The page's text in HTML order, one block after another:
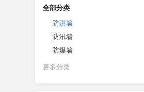
全部分类
防洪墙
防汛墙
防爆墙
更多分类